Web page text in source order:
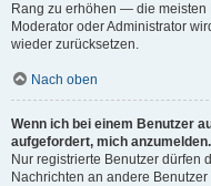
Rang zu erhöhen — die meisten
Moderator oder Administrator
wieder zurücksetzen.
Nach oben
Wenn ich bei einem Benutzer
aufgefordert, mich anzumelden.
Nur registrierte Benutzer dürfen
Nachrichten an andere